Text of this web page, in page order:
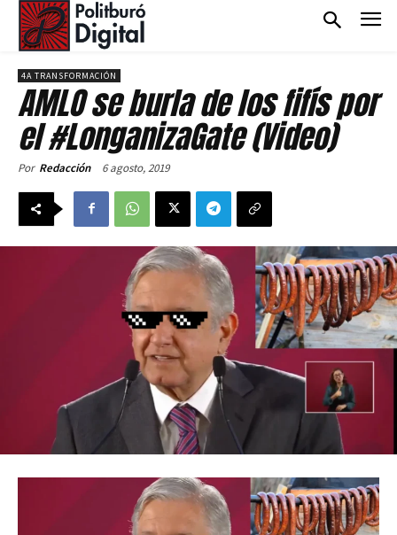
4A TRANSFORMACIÓN
AMLO se burla de los fifís por
el #LonganizaGate (Video)
Por Redacción 6 agosto, 2019